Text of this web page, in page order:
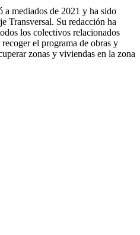
a mediados de 2021 y ha sido
Transversal. Su redacción ha
los colectivos relacionados
el programa de obras y
zonas y viviendas en la zona